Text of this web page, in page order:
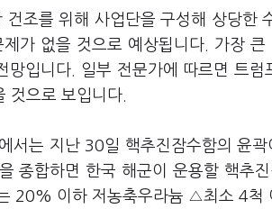
조를 위해 사업단을 구성해 상당한
가 없을 것으로 예상됩니다. 가장
망입니다. 일부 전문가에 따르면 트
것으로 보입니다.
서는 지난 30일 핵추진잠수함의 윤
종합하면 한국 해군이 운용할 핵
20% 이하 저농축우라늄 △최소 4척